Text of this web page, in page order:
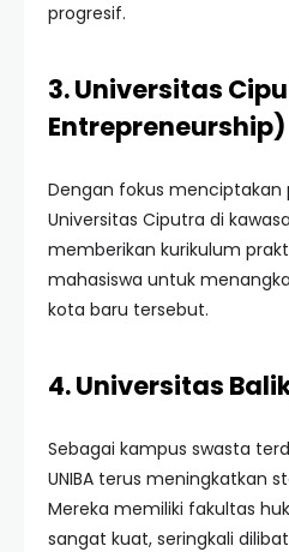
progresif.
3. Universitas
Entrepreneurship)
Dengan fokus menciptakan
Universitas Ciputra di
memberikan kurikulum
mahasiswa untuk
kota baru tersebut.
4. Universitas
Sebagai kampus swasta
UNIBA terus meningkatkan
Mereka memiliki fakultas
sangat kuat, seringkali